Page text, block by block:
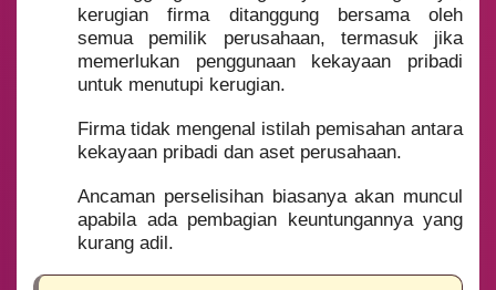
kerugian firma ditanggung bersama oleh
semua pemilik perusahaan, termasuk jika
memerlukan penggunaan kekayaan pribadi
untuk menutupi kerugian.
Firma tidak mengenal istilah pemisahan antara
kekayaan pribadi dan aset perusahaan.
Ancaman perselisihan biasanya akan muncul
apabila ada pembagian keuntungannya yang
kurang adil.